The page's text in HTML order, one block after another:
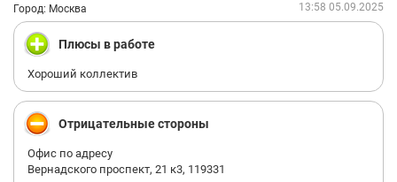
Город: Москва 13:58 05.09.2025
Плюсы в работе
Хороший коллектив
Отрицательные стороны
Офис по адресу
Вернадского проспект, 21 к3, 119331